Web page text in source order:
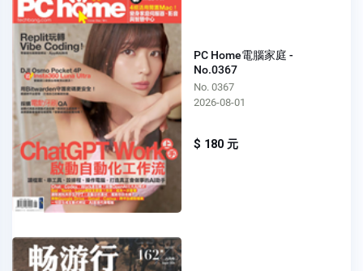
PC Home電腦家庭 -
No.0367
No. 0367
2026-08-01
$ 180 元